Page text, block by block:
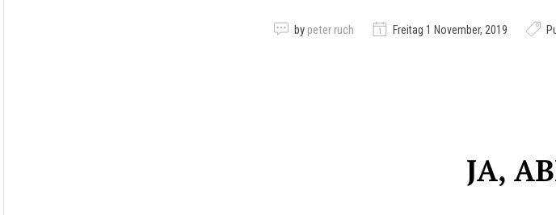
by peter ruch Freitag 1 November, 2019
JA,